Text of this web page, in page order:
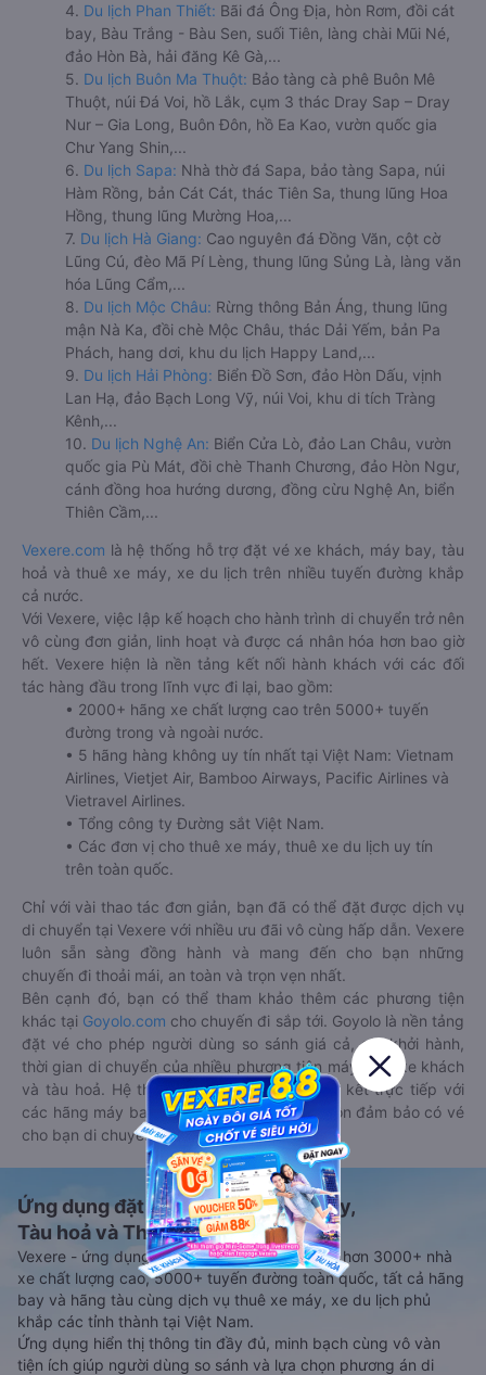
4. Du lịch Phan Thiết: Bãi đá Ông Địa, hòn Rơm, đồi cát
bay, Bàu Trắng - Bàu Sen, suối Tiên, làng chài Mũi Né,
đảo Hòn Bà, hải đăng Kê Gà,...
5. Du lịch Buôn Ma Thuột: Bảo tàng cà phê Buôn Mê
Thuột, núi Đá Voi, hồ Lắk, cụm 3 thác Dray Sap – Dray
Nur – Gia Long, Buôn Đôn, hồ Ea Kao, vườn quốc gia
Chư Yang Shin,...
6. Du lịch Sapa: Nhà thờ đá Sapa, bảo tàng Sapa, núi
Hàm Rồng, bản Cát Cát, thác Tiên Sa, thung lũng Hoa
Hồng, thung lũng Mường Hoa,...
7. Du lịch Hà Giang: Cao nguyên đá Đồng Văn, cột cờ
Lũng Cú, đèo Mã Pí Lèng, thung lũng Sủng Là, làng văn
hóa Lũng Cẩm,...
8. Du lịch Mộc Châu: Rừng thông Bản Áng, thung lũng
mận Nà Ka, đồi chè Mộc Châu, thác Dải Yếm, bản Pa
Phách, hang dơi, khu du lịch Happy Land,...
9. Du lịch Hải Phòng: Biển Đồ Sơn, đảo Hòn Dấu, vịnh
Lan Hạ, đảo Bạch Long Vỹ, núi Voi, khu di tích Tràng
Kênh,...
10. Du lịch Nghệ An: Biển Cửa Lò, đảo Lan Châu, vườn
quốc gia Pù Mát, đồi chè Thanh Chương, đảo Hòn Ngư,
cánh đồng hoa hướng dương, đồng cừu Nghệ An, biển
Thiên Cầm,...
Vexere.com là hệ thống hỗ trợ đặt vé xe khách, máy bay, tàu
hoả và thuê xe máy, xe du lịch trên nhiều tuyến đường khắp
cả nước.
Với Vexere, việc lập kế hoạch cho hành trình di chuyển trở nên
vô cùng đơn giản, linh hoạt và được cá nhân hóa hơn bao giờ
hết. Vexere hiện là nền tảng kết nối hành khách với các đối
tác hàng đầu trong lĩnh vực đi lại, bao gồm:
• 2000+ hãng xe chất lượng cao trên 5000+ tuyến
đường trong và ngoài nước.
• 5 hãng hàng không uy tín nhất tại Việt Nam: Vietnam
Airlines, Vietjet Air, Bamboo Airways, Pacific Airlines và
Vietravel Airlines.
• Tổng công ty Đường sắt Việt Nam.
• Các đơn vị cho thuê xe máy, thuê xe du lịch uy tín
trên toàn quốc.
Chỉ với vài thao tác đơn giản, bạn đã có thể đặt được dịch vụ
di chuyển tại Vexere với nhiều ưu đãi vô cùng hấp dẫn. Vexere
luôn sẵn sàng đồng hành và mang đến cho bạn những
chuyến đi thoải mái, an toàn và trọn vẹn nhất.
Bên cạnh đó, bạn có thể tham khảo thêm các phương tiện
khác tại Goyolo.com cho chuyến đi sắp tới. Goyolo là nền tảng
đặt vé cho phép người dùng so sánh giá cả, giờ khởi hành,
thời gian di chuyển của nhiều phương tiện máy bay, xe khách
và tàu hoả. Hệ thống của Goyolo được liên kết trực tiếp với
các hãng máy bay, xe khách và tàu hoả, luôn đảm bảo có vé
cho bạn di chuyển.
Ứng dụng đặt vé Xe khách, Máy bay,
Tàu hoả và Thuê xe
Vexere - ứng dụng đặt vé đa phương tiện với hơn 3000+ nhà
xe chất lượng cao, 5000+ tuyến đường toàn quốc, tất cả hãng
bay và hãng tàu cùng dịch vụ thuê xe máy, xe du lịch phủ
khắp các tỉnh thành tại Việt Nam.
Ứng dụng hiển thị thông tin đầy đủ, minh bạch cùng vô vàn
tiện ích giúp người dùng so sánh và lựa chọn phương án di